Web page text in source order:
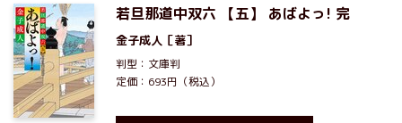
若旦那道中双六 【五】 あばよっ! 完
金子成人 ［著］
判型：文庫判
定価：693円（税込）